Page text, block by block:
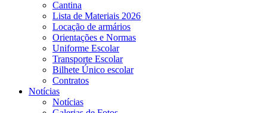
Cantina
Lista de Materiais 2026
Locação de armários
Orientações e Normas
Uniforme Escolar
Transporte Escolar
Bilhete Único escolar
Contratos
Notícias
Notícias